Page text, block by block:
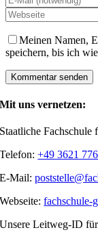
Meinen Namen,
speichern, bis ich
Mit uns vernetzen:
Staatliche
Telefon:+49 3621
E-Mail:
Webseite:fachschule-
Unsere Leitweg-ID